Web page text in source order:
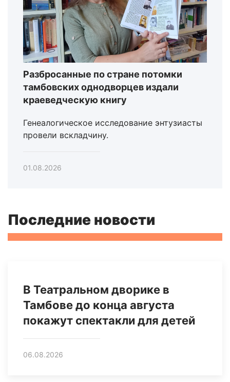
Разбросанные по стране потомки
тамбовских однодворцев издали
краеведческую книгу
Генеалогическое исследование энтузиасты
провели вскладчину.
01.08.2026
Последние новости
В Театральном дворике в
Тамбове до конца августа
покажут спектакли для детей
06.08.2026